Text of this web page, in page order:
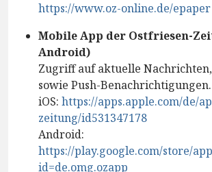
https://www.oz-online.de/epaper
Mobile App der Ostfriesen-
Android)
Zugriff auf aktuelle Nachrichten,
sowie Push-Benachrichtigungen.
iOS: https://apps.apple.com/de/
zeitung/id531347178
Android:
https://play.google.com/store/
id=de.omg.ozapp